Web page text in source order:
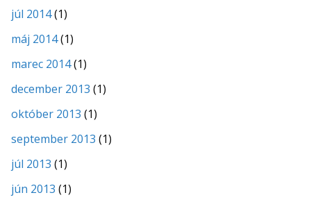
júl 2014(1)
máj 2014(1)
marec 2014(1)
december 2013 (1)
október 2013 (1)
september 2013 (1)
júl 2013 (1)
jún 2013 (1)